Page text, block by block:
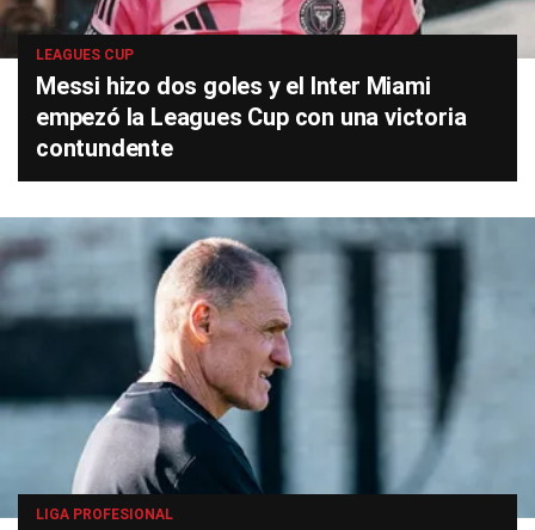
LEAGUES CUP
Messi hizo dos goles y el Inter Miami
empezó la Leagues Cup con una victoria
contundente
LIGA PROFESIONAL